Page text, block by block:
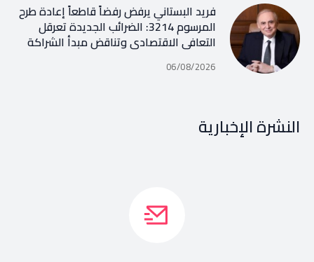
فريد البستاني يرفض رفضاً قاطعاً إعادة طرح
المرسوم 3214: الضرائب الجديدة تعرقل
التعافي الاقتصادي وتناقض مبدأ الشراكة
06/08/2026
النشرة الإخبارية